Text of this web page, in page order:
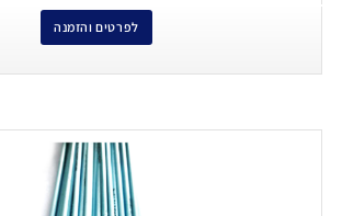
לפרטים והזמנה